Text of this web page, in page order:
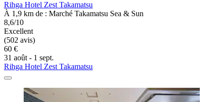
Rihga Hotel Zest Takamatsu
À 1,9 km de : Marché Takamatsu Sea & Sun
8,6/10
Excellent
(502 avis)
60 €
31 août - 1 sept.
Rihga Hotel Zest Takamatsu